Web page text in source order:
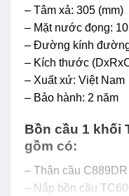
– Tâm xả: 305 (mm)
– Mặt nước đọng:
– Đường kính
– Kích thước
– Xuất xứ: Việt Nam
– Bảo hành: 2 năm
Bồn cầu 1 khối
gồm có:
– Thân cầu C889DR
– Nắp bồn cầu